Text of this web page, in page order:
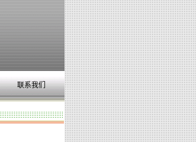
联系我们